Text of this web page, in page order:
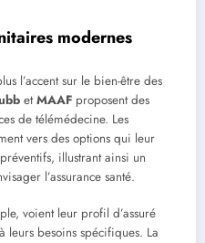
modernes
l’accent sur le bien-être des
etMAAF proposent des
de télémédecine. Les
vers des options qui leur
illustrant ainsi un
l’assurance santé.
voient leur profil d’assuré
leurs besoins spécifiques. La